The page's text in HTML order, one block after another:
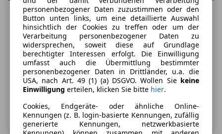
Motoren
Starker Diesel mit Mild-Hybrid: Neuer
Antrieb für BMW X5 und BMW X6
Gerade zum Charakter eines großen SUVs passt oft ein
kräftiger, durchzugsstarker Diesel besonders gut. Auch
hier richtet sich der Fokus jedoch zunehmend darauf,
bei aller Performance möglichst effiziente Antriebe zu
entwickeln. BMW bringt für die Modelle BMW X5 und
BMW X6 jetzt eine neue Motor-Optio
Weiterlesen
personenbezogener Daten zuzustimmen oder den
Button unten links, um eine detaillierte Auswahl
hinsichtlich der Cookies zu treffen oder um der
Verarbeitung personenbezogener Daten zu
widersprechen, soweit diese auf Grundlage
berechtigter Interessen erfolgt. Die Einwilligung
umfasst auch die Übermittlung bestimmter
personenbezogener Daten in Drittländer, u.a. die
USA, nach Art. 49 (1) (a) DSGVO. Wollen Sie keine
Einwilligung erteilen, klicken Sie bitte hier.
Cookies, Endgeräte- oder ähnliche Online-
Kennungen (z. B. login-basierte Kennungen, zufällig
generierte Kennungen, netzwerkbasierte